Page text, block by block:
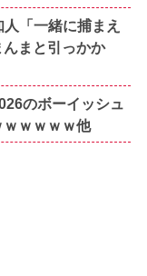
「一緒に捕まえ
まと引っかか
のボーイッシュ
ｗｗｗｗ他